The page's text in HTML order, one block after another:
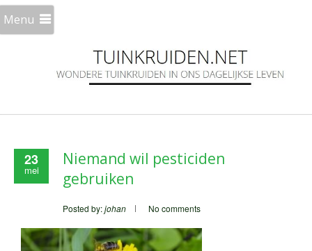
Menu
23
mei
Niemand wil pesticiden
gebruiken
Posted by:johan No comments